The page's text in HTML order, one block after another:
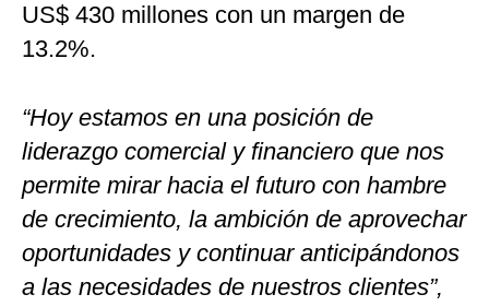
US$ 430 millones con un margen de
13.2%.
“Hoy estamos en una posición de
liderazgo comercial y financiero que nos
permite mirar hacia el futuro con hambre
de crecimiento, la ambición de aprovechar
oportunidades y continuar anticipándonos
a las necesidades de nuestros clientes”,